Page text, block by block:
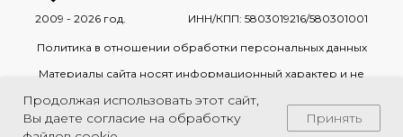
Продолжая использовать этот сайт,
Вы даете согласие на обработку
Принять
Материалы сайта носят информационный характер и не
Политика в отношении обработки персональных данных
2009 - 2026 год. ИНН/КПП: 5803019216/580301001